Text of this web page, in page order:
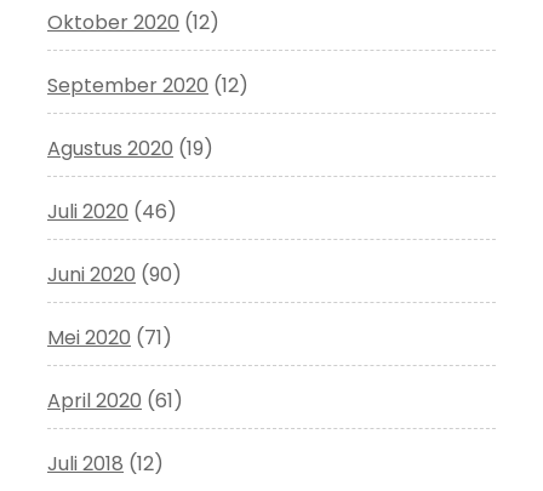
Oktober 2020 (12)
September 2020 (12)
Agustus 2020 (19)
Juli 2020 (46)
Juni 2020 (90)
Mei 2020 (71)
April 2020 (61)
Juli 2018 (12)